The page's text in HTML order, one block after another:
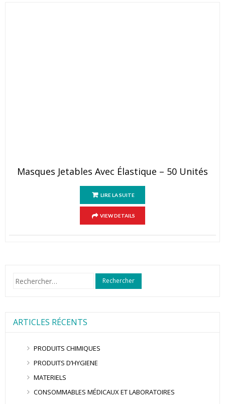
Masques Jetables Avec Élastique – 50 Unités
LIRE LA SUITE
VIEW DETAILS
Rechercher :
ARTICLES RÉCENTS
PRODUITS CHIMIQUES
PRODUITS D’HYGIENE
MATERIELS
CONSOMMABLES MÉDICAUX ET LABORATOIRES